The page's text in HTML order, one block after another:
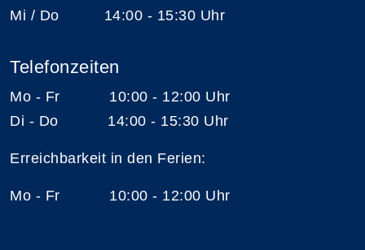
Mi / Do 14:00 - 15:30 Uhr
Telefonzeiten
Mo - Fr 10:00 - 12:00 Uhr
Di - Do 14:00 - 15:30 Uhr
Erreichbarkeit in den Ferien:
Mo - Fr 10:00 - 12:00 Uhr